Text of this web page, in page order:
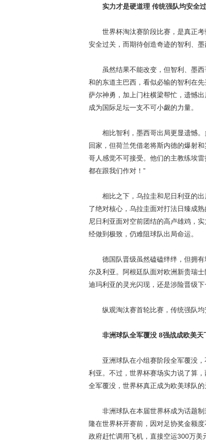
实力才是硬道理 传统强队均安全
世界杯淘汰赛阶段比赛，是真正考
安全过关，而期待创造奇迹的智利、
虽然结果不能改变，但智利、墨西
和的东道主巴西，看似必输的智利在
萨尔神勇，加上门柱横梁帮忙，遗憾
成为国际足坛一支不可小觑的力量。
相比智利，墨西哥出局更显遗憾。
回家，但荷兰凭借老将斯内德的爆射
哥人感觉不可接受。他们的主教练埃
都在跟我们作对！”
相比之下，乌拉圭和尼日利亚的出
了绝对核心，乌拉圭面对打法日臻成
尼日利亚面对空前团结的高卢雄鸡，
经做到极致，仍难阻球队出局命运。
德国队晋级虽然磕磕绊绊，但拥有
尔及利亚。阿根廷队面对欧洲新贵瑞
迪玛利亚的灵光闪现，还是涉险晋级下
纵观淘汰赛首轮比赛，传统强队均
非洲球队全军覆没 8强战成欧美天
亚洲球队在小组赛阶段全军覆没，
利亚。不过，世界杯赛场实力说了算
全军覆没，世界杯真正成为欧美球队的
非洲球队在本届世界杯成为话题制
隆在世界杯开赛前，因对足协奖金额
政府赶忙调用飞机，直接空运300万美